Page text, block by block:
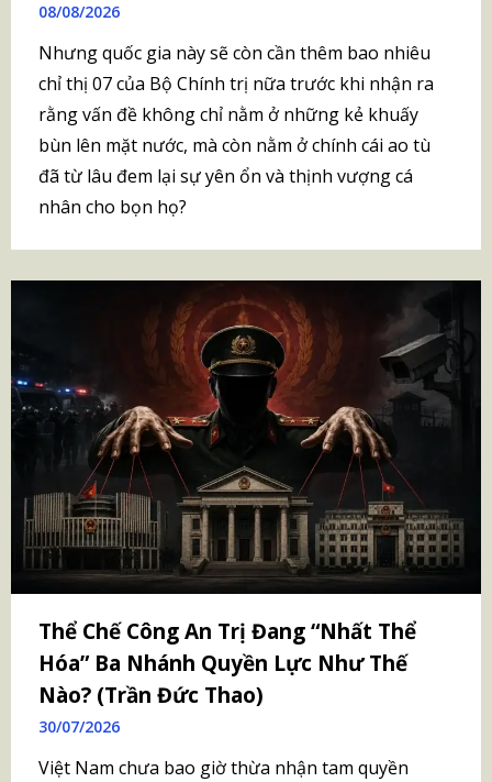
08/08/2026
Nhưng quốc gia này sẽ còn cần thêm bao nhiêu
chỉ thị 07 của Bộ Chính trị nữa trước khi nhận ra
rằng vấn đề không chỉ nằm ở những kẻ khuấy
bùn lên mặt nước, mà còn nằm ở chính cái ao tù
đã từ lâu đem lại sự yên ổn và thịnh vượng cá
nhân cho bọn họ?
Thể Chế Công An Trị Đang “Nhất Thể
Hóa” Ba Nhánh Quyền Lực Như Thế
Nào? (Trần Đức Thao)
30/07/2026
Việt Nam chưa bao giờ thừa nhận tam quyền